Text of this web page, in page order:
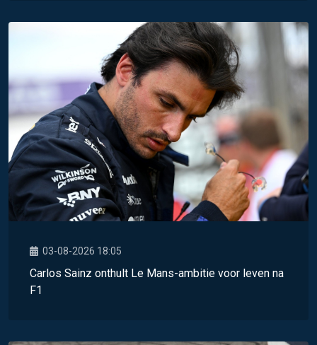
03-08-2026 18:05
Carlos Sainz onthult Le Mans-ambitie voor leven na
F1